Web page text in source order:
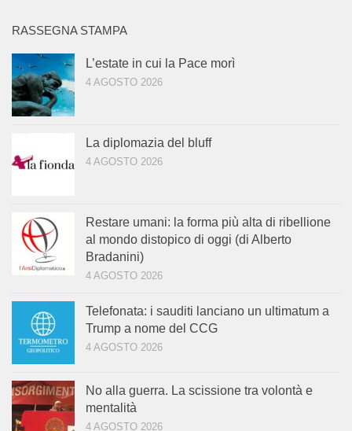
RASSEGNA STAMPA
L’estate in cui la Pace morì
4 AGOSTO 2026
La diplomazia del bluff
4 AGOSTO 2026
Restare umani: la forma più alta di ribellione
al mondo distopico di oggi (di Alberto
Bradanini)
4 AGOSTO 2026
Telefonata: i sauditi lanciano un ultimatum a
Trump a nome del CCG
4 AGOSTO 2026
No alla guerra. La scissione tra volontà e
mentalità
4 AGOSTO 2026